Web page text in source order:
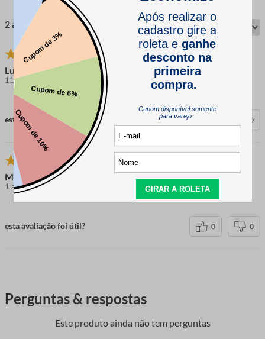
2 avaliações
Luana M.
11 meses atrás comprador verificado
esta avaliação foi útil? 0
Mariana
1 ano atrás
esta avaliação foi útil? 0 0
Perguntas & respostas
Este produto ainda não tem perguntas